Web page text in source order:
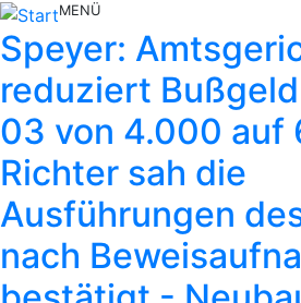
MENÜ
Speyer:
reduziert
03 von 4.000 auf
Richter sah die
Ausführungen
nach